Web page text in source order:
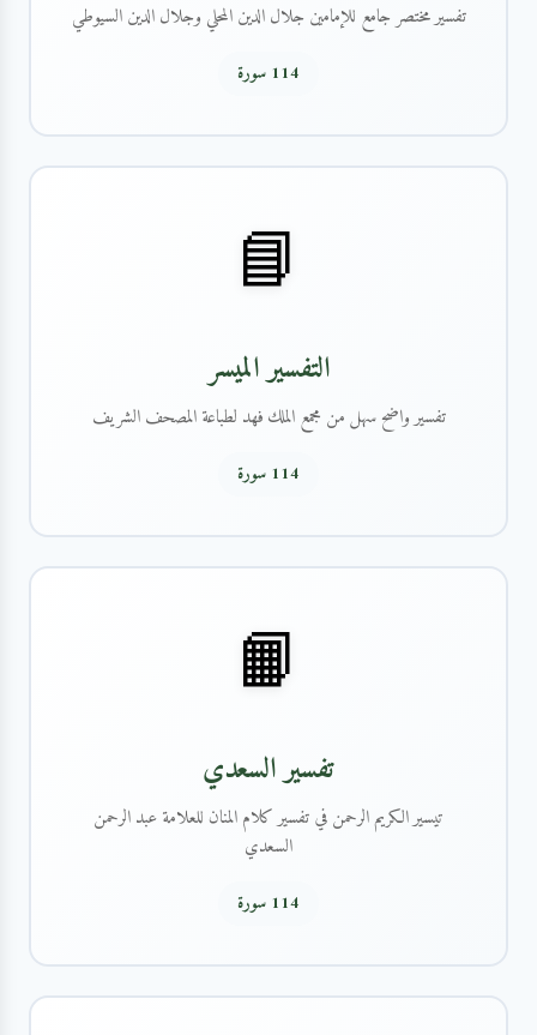
تفسير مختصر جامع للإمامين جلال الدين المحلي وجلال الدين السيوطي
114 سورة
📘
التفسير الميسر
تفسير واضح سهل من مجمع الملك فهد لطباعة المصحف الشريف
114 سورة
📙
تفسير السعدي
تيسير الكريم الرحمن في تفسير كلام المنان للعلامة عبد الرحمن
السعدي
114 سورة